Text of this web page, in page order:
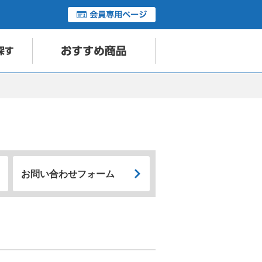
お問い合わせフォーム